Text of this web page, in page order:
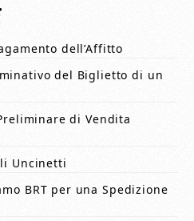
dell’Affitto
del Biglietto di un
di Vendita
Uncinetti
BRT per una Spedizione